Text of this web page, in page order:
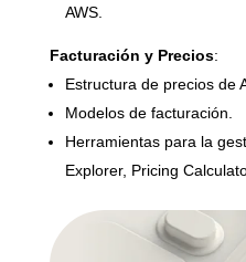
AWS.
Facturación y Precios:
Estructura de precios de
Modelos de facturación.
Herramientas para la
Explorer, Pricing